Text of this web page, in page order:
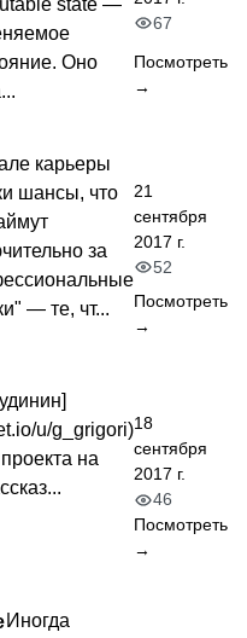
state —
Оно
67
Посмотреть
→
карьеры
шансы, что
за
— те, чт...
21
сентября
2017 г.
52
Посмотреть
→
u/g_grigori)
на
18
сентября
2017 г.
46
Посмотреть
→
Иногда